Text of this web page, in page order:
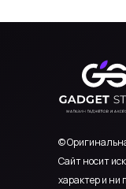
©
Сайт носит
характер и ни